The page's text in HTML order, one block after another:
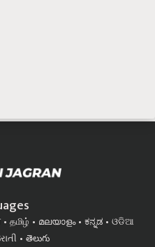
தமிழ் മലയാളം ಕನ್ನಡ
ଓଡିଆ
తెలుగు